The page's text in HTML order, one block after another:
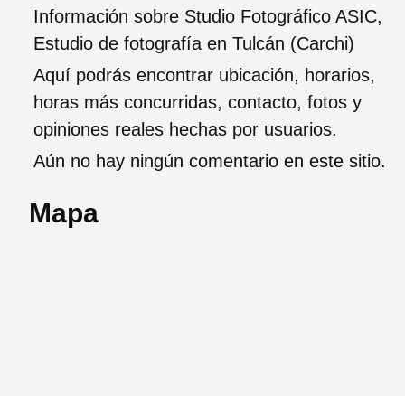
Información sobre Studio Fotográfico ASIC,
Estudio de fotografía en Tulcán (Carchi)
Aquí podrás encontrar ubicación, horarios,
horas más concurridas, contacto, fotos y
opiniones reales hechas por usuarios.
Aún no hay ningún comentario en este sitio.
Mapa